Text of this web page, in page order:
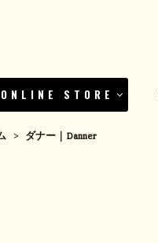
ONLINE STORE
> ダナー｜Danner